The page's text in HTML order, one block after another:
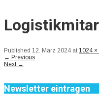
Published 12. März 2024 at1024 ×
← Previous
Next →
Newsletter eintragen